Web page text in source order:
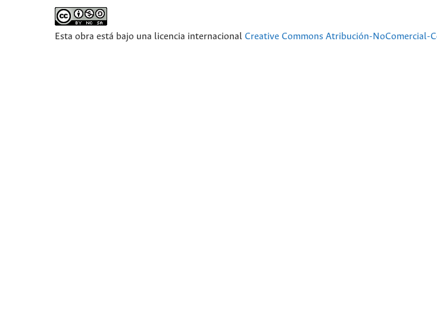
Esta obra está bajo una licencia internacional Creative Commons Atribución-NoComercial-